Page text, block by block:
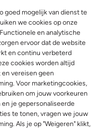
goed mogelijk van dienst te
we cookies op onze
en analytische
ervoor dat de website
en continu verbeterd
cookies worden altijd
vereisen geen
Voor marketingcookies,
om jouw voorkeuren
en je gepersonaliseerde
te tonen, vragen we jouw
Als je op "Weigeren" klikt,
Nik & Nik
Short
€ 76,95 € 30,99